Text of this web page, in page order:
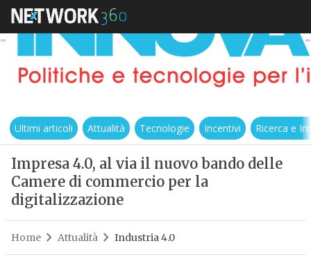
Ultimi articoli Attualità Tecnologie Incentivi Ricerca e
Impresa 4.0, al via il nuovo bando delle
Camere di commercio per la
digitalizzazione
Home Attualità Industria 4.0